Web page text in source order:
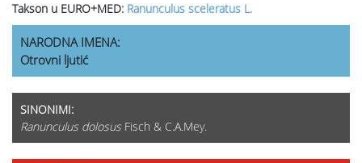
Takson u EURO+MED: Ranunculus sceleratus L.
NARODNA IMENA:
Otrovni ljutić
SINONIMI:
Ranunculus dolosus Fisch & C.A.Mey.